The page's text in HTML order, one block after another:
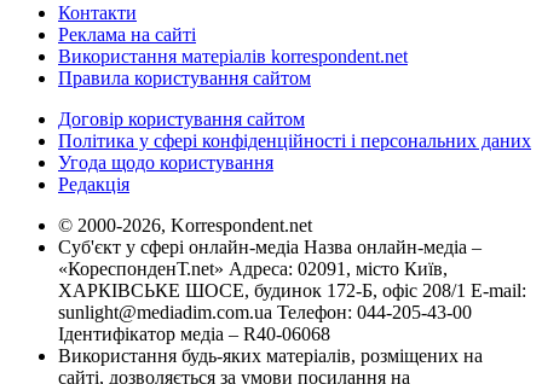
Контакти
Реклама на сайті
Використання матеріалів korrespondent.net
Правила користування сайтом
Договір користування сайтом
Політика у сфері конфіденційності і персональних даних
Угода щодо користування
Редакція
© 2000-2026, Korrespondent.net
Суб'єкт у сфері онлайн-медіа Назва онлайн-медіа –
«КореспонденТ.net» Адреса: 02091, місто Київ,
ХАРКІВСЬКЕ ШОСЕ, будинок 172-Б, офіс 208/1 E-mail:
sunlight@mediadim.com.ua Телефон: 044-205-43-00
Ідентифікатор медіа – R40-06068
Використання будь-яких матеріалів, розміщених на
сайті, дозволяється за умови посилання на